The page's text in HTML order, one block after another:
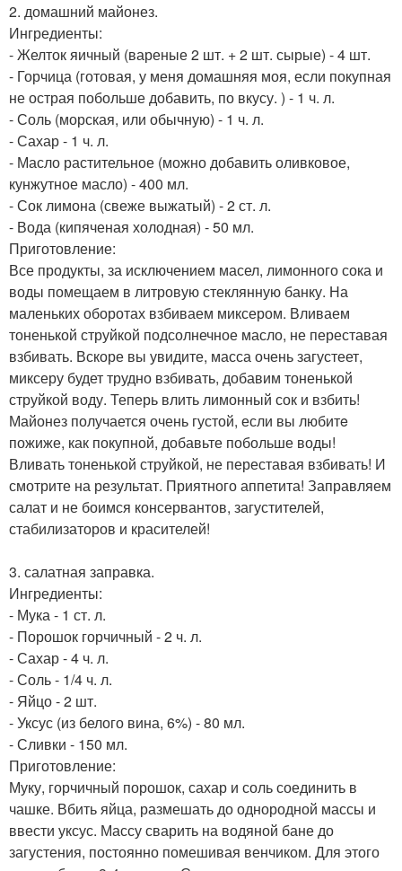
2. домашний майонез.
Ингредиенты:
- Желток яичный (вареные 2 шт. + 2 шт. сырые) - 4 шт.
- Горчица (готовая, у меня домашняя моя, если покупная
не острая побольше добавить, по вкусу. ) - 1 ч. л.
- Соль (морская, или обычную) - 1 ч. л.
- Сахар - 1 ч. л.
- Масло растительное (можно добавить оливковое,
кунжутное масло) - 400 мл.
- Сок лимона (свеже выжатый) - 2 ст. л.
- Вода (кипяченая холодная) - 50 мл.
Приготовление:
Все продукты, за исключением масел, лимонного сока и
воды помещаем в литровую стеклянную банку. На
маленьких оборотах взбиваем миксером. Вливаем
тоненькой струйкой подсолнечное масло, не переставая
взбивать. Вскоре вы увидите, масса очень загустеет,
миксеру будет трудно взбивать, добавим тоненькой
струйкой воду. Теперь влить лимонный сок и взбить!
Майонез получается очень густой, если вы любитe
пожиже, как покупной, добавьте побольше воды!
Вливать тоненькой струйкой, не переставая взбивать! И
смотрите на результат. Приятного аппетита! Заправляем
салат и не боимся консервантов, загустителей,
стабилизаторов и красителей!
3. салатная заправка.
Ингредиенты:
- Мука - 1 ст. л.
- Порошок горчичный - 2 ч. л.
- Сахар - 4 ч. л.
- Соль - 1/4 ч. л.
- Яйцо - 2 шт.
- Уксус (из белого вина, 6%) - 80 мл.
- Сливки - 150 мл.
Приготовление:
Муку, горчичный порошок, сахар и соль соединить в
чашке. Вбить яйца, размешать до однородной массы и
ввести уксус. Массу сварить на водяной бане до
загустения, постоянно помешивая венчиком. Для этого